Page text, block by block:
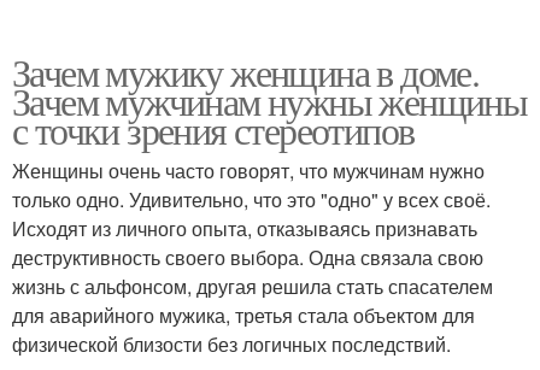
Зачем мужику женщина в доме.
Зачем мужчинам нужны женщины
с точки зрения стереотипов
Женщины очень часто говорят, что мужчинам нужно
только одно. Удивительно, что это "одно" у всех своё.
Исходят из личного опыта, отказываясь признавать
деструктивность своего выбора. Одна связала свою
жизнь с альфонсом, другая решила стать спасателем
для аварийного мужика, третья стала объектом для
физической близости без логичных последствий.